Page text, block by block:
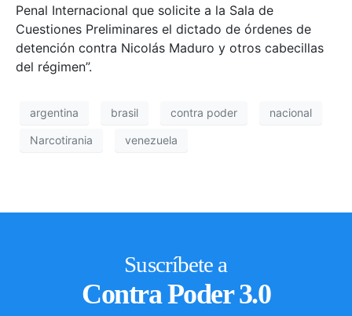
Penal Internacional que solicite a la Sala de
Cuestiones Preliminares el dictado de órdenes de
detención contra Nicolás Maduro y otros cabecillas
del régimen”.
argentina brasil contra poder nacional
Narcotirania venezuela
Suscríbete a
Contra Poder 3.0